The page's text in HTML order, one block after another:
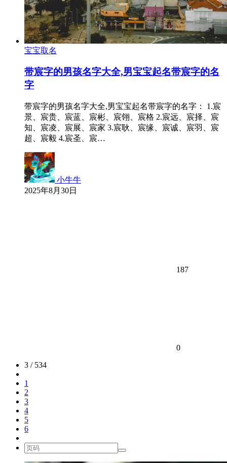
宝宝取名
带宸字的男孩名字大全,男宝宝起名带宸字的名
字
带宸字的男孩名字大全,男宝宝起名带宸字的名字： 1.宸
景、宸贵、宸蓝、宸彬、宸翎、宸格 2.宸远、宸择、宸
知、宸凌、宸展、宸家 3.宸耿、宸缘、宸诚、宸羽、宸
超、宸毅 4.宸圣、宸…
小牛牛
2025年8月30日
187
0
3 / 534
1
2
3
4
5
6